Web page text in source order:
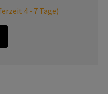
4 - 7 Tage)